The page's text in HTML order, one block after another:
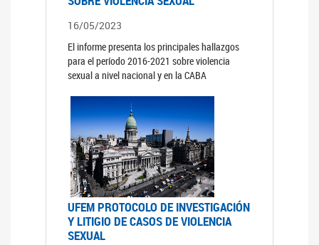
16/05/2023
El informe presenta los principales hallazgos
para el período 2016-2021 sobre violencia
sexual a nivel nacional y en la CABA
UFEM PROTOCOLO DE INVESTIGACIÓN
Y LITIGIO DE CASOS DE VIOLENCIA
SEXUAL